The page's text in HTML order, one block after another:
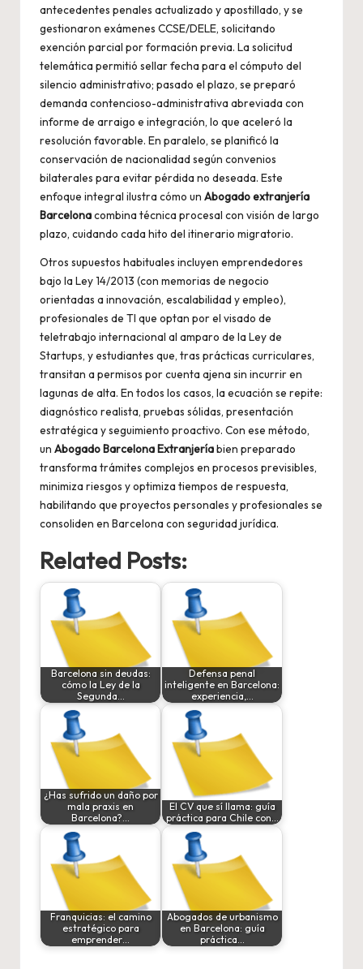
antecedentes penales actualizado y apostillado, y se
gestionaron exámenes CCSE/DELE, solicitando
exención parcial por formación previa. La solicitud
telemática permitió sellar fecha para el cómputo del
silencio administrativo; pasado el plazo, se preparó
demanda contencioso-administrativa abreviada con
informe de arraigo e integración, lo que aceleró la
resolución favorable. En paralelo, se planificó la
conservación de nacionalidad según convenios
bilaterales para evitar pérdida no deseada. Este
enfoque integral ilustra cómo un Abogado extranjería
Barcelonacombina técnica procesal con visión de largo
plazo, cuidando cada hito del itinerario migratorio.
Otros supuestos habituales incluyen emprendedores
bajo la Ley 14/2013 (con memorias de negocio
orientadas a innovación, escalabilidad y empleo),
profesionales de TI que optan por el visado de
teletrabajo internacional al amparo de la Ley de
Startups, y estudiantes que, tras prácticas curriculares,
transitan a permisos por cuenta ajena sin incurrir en
lagunas de alta. En todos los casos, la ecuación se repite:
diagnóstico realista, pruebas sólidas, presentación
estratégica y seguimiento proactivo. Con ese método,
un Abogado Barcelona Extranjeríabien preparado
transforma trámites complejos en procesos previsibles,
minimiza riesgos y optimiza tiempos de respuesta,
habilitando que proyectos personales y profesionales se
consoliden en Barcelona con seguridad jurídica.
Related Posts:
Barcelona sin deudas:
cómo la Ley de la
Segunda…
Defensa penal
inteligente en Barcelona:
experiencia,…
¿Has sufrido un daño por
mala praxis en
Barcelona?…
El CV que sí llama: guía
práctica para Chile con…
Franquicias: el camino
estratégico para
emprender…
Abogados de urbanismo
en Barcelona: guía
práctica…